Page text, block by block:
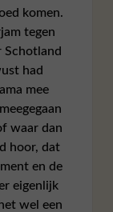
komen.
tegen
Schotland
had
mee
waar dan
hoor, dat
en de
eigenlijk
wel een